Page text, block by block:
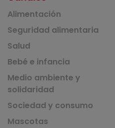
Alimentación
Seguridad alimentaria
Salud
Bebé e infancia
Medio ambiente y
solidaridad
Sociedad y consumo
Mascotas